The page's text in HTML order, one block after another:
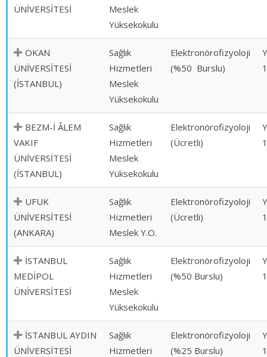
ÜNİVERSİTESİ
Meslek
Yüksekokulu
OKAN
ÜNİVERSİTESİ
(İSTANBUL)
Sağlık
Hizmetleri
Meslek
Yüksekokulu
Elektronörofizyoloji
(%50 Burslu)
1
BEZM-İ ÂLEM
VAKIF
ÜNİVERSİTESİ
(İSTANBUL)
Sağlık
Hizmetleri
Meslek
Yüksekokulu
Elektronörofizyoloji
(Ücretli)
1
UFUK
ÜNİVERSİTESİ
(ANKARA)
Sağlık
Hizmetleri
Meslek Y.O.
Elektronörofizyoloji
(Ücretli)
1
İSTANBUL
MEDİPOL
ÜNİVERSİTESİ
Sağlık
Hizmetleri
Meslek
Yüksekokulu
Elektronörofizyoloji
(%50 Burslu)
1
İSTANBUL AYDIN
ÜNİVERSİTESİ
Sağlık
Hizmetleri
Elektronörofizyoloji
(%25 Burslu)
1